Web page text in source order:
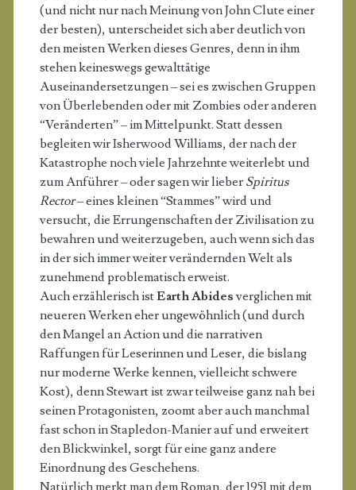
(und nicht nur nach Meinung von John Clute einer
der besten), unterscheidet sich aber deutlich von
den meisten Werken dieses Genres, denn in ihm
stehen keineswegs gewalttätige
Auseinandersetzungen – sei es zwischen Gruppen
von Überlebenden oder mit Zombies oder anderen
“Veränderten” – im Mittelpunkt. Statt dessen
begleiten wir Isherwood Williams, der nach der
Katastrophe noch viele Jahrzehnte weiterlebt und
zum Anführer – oder sagen wir lieber Spiritus
Rector– eines kleinen “Stammes” wird und
versucht, die Errungenschaften der Zivilisation zu
bewahren und weiterzugeben, auch wenn sich das
in der sich immer weiter verändernden Welt als
zunehmend problematisch erweist.
Auch erzählerisch istEarth Abidesverglichen mit
neueren Werken eher ungewöhnlich (und durch
den Mangel an Action und die narrativen
Raffungen für Leserinnen und Leser, die bislang
nur moderne Werke kennen, vielleicht schwere
Kost), denn Stewart ist zwar teilweise ganz nah bei
seinen Protagonisten, zoomt aber auch manchmal
fast schon in Stapledon-Manier auf und erweitert
den Blickwinkel, sorgt für eine ganz andere
Einordnung des Geschehens.
Natürlich merkt man dem Roman, der 1951 mit dem